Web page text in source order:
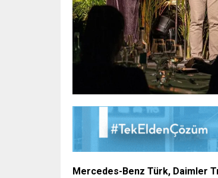
Mercedes-Benz Türk, Daimler